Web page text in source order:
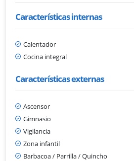
Características internas
Calentador
Cocina integral
Características externas
Ascensor
Gimnasio
Vigilancia
Zona infantil
Barbacoa / Parrilla / Quincho